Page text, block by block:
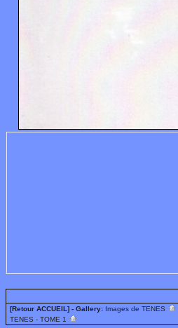
[Retour ACCUEIL] - Gallery: Images de TENES
TENES - TOME 1